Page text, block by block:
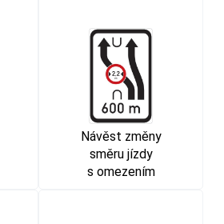
Návěst změny
směru jízdy
s omezením